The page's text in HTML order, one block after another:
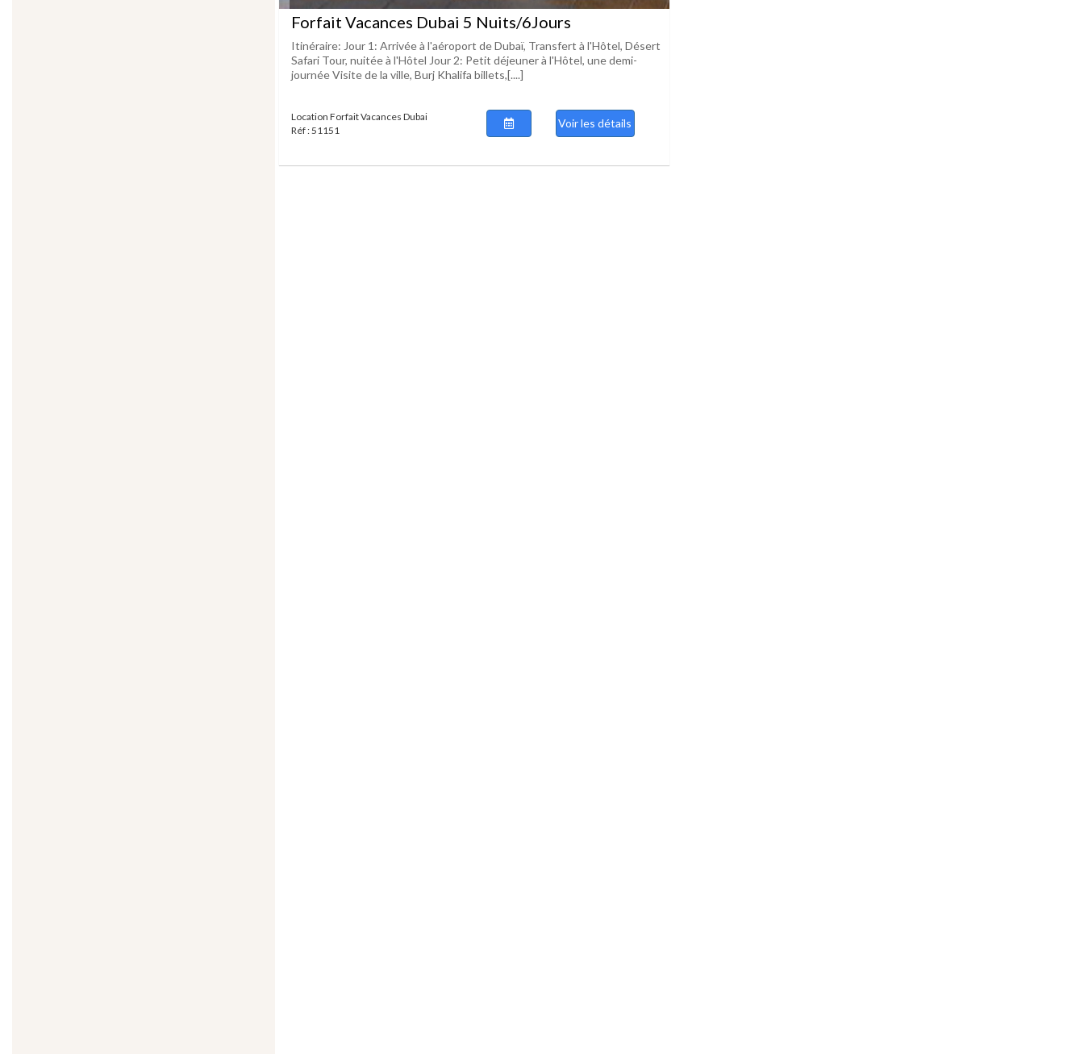
Forfait Vacances Dubai 5 Nuits/6Jours
Itinéraire: Jour 1: Arrivée à l'aéroport de Dubaï, Transfert à l'Hôtel, Désert
Safari Tour, nuitée à l'Hôtel Jour 2: Petit déjeuner à l'Hôtel, une demi-
journée Visite de la ville, Burj Khalifa billets,[....]
Location Forfait Vacances Dubai
Réf : 51151
Voir les détails